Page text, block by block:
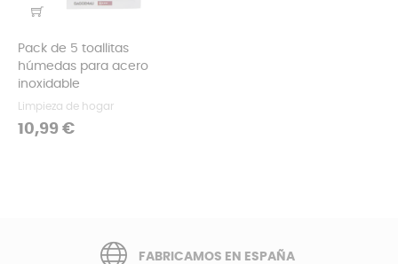
Pack de 5 toallitas
húmedas para acero
inoxidable
Limpieza de hogar
Precio
10,99 €
FABRICAMOS EN ESPAÑA